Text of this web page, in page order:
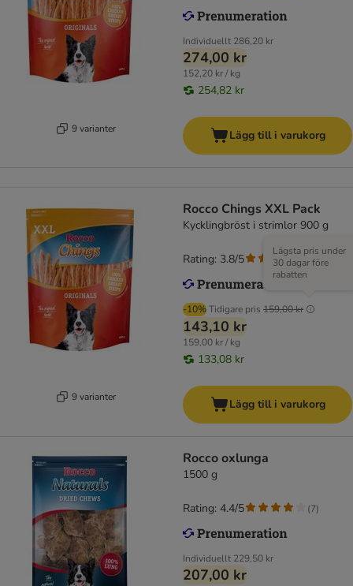
9 varianter
Individuellt 286,20 kr
274,00 kr
152,20 kr / kg
254,82 kr
Lägg till i varukorg
9 varianter
Rocco Chings XXL Pack
Kycklingbröst i strimlor 900 g
-10%Tidigare pris 159,00 kr
Lägsta pris under
30 dagar före
rabatten
143,10 kr
159,00 kr / kg
133,08 kr
Rating: 3.8/5 (77)
Lägg till i varukorg
Rocco oxlunga
1500 g
Individuellt 229,50 kr
207,00 kr
Rating: 4.4/5 (7)